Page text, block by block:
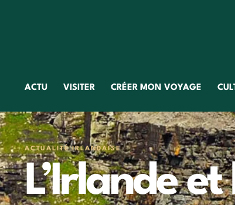
ACTU VISITER CRÉER MON VOYAGE
ACTUALITÉ IRLANDAISE
L’Irlande et